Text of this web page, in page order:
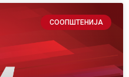
СООПШТЕНИЈА